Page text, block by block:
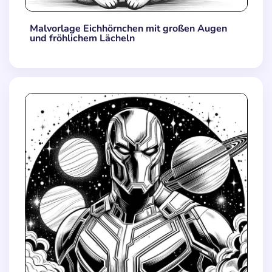
Malvorlage Eichhörnchen mit großen Augen
und fröhlichem Lächeln